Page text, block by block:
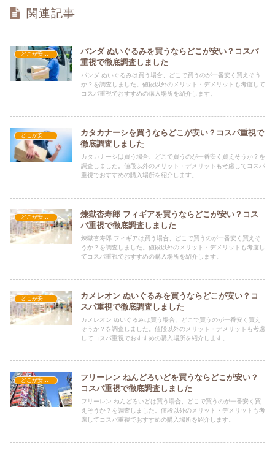
関連記事
どこが安い？-玩具・ホビー
パンダ ぬいぐるみを買うならどこが安い？コスパ
重視で徹底調査しました
パンダ ぬいぐるみは買う場合、どこで買うのが一番安く買えそう
か？を調査しました。値段以外のメリット・デメリットも考慮して
コスパ重視でおすすめの購入場所を紹介します。
どこが安い？-玩具・ホビー
カタカナーシを買うならどこが安い？コスパ重視で
徹底調査しました
カタカナーシは買う場合、どこで買うのが一番安く買えそうか？を
調査しました。値段以外のメリット・デメリットも考慮してコスパ
重視でおすすめの購入場所を紹介します。
どこが安い？-玩具・ホビー
煉獄杏寿郎 フィギアを買うならどこが安い？コス
パ重視で徹底調査しました
煉獄杏寿郎 フィギアは買う場合、どこで買うのが一番安く買えそ
うか？を調査しました。値段以外のメリット・デメリットも考慮し
てコスパ重視でおすすめの購入場所を紹介します。
どこが安い？-玩具・ホビー
カメレオン ぬいぐるみを買うならどこが安い？コ
スパ重視で徹底調査しました
カメレオン ぬいぐるみは買う場合、どこで買うのが一番安く買え
そうか？を調査しました。値段以外のメリット・デメリットも考慮
してコスパ重視でおすすめの購入場所を紹介します。
どこが安い？-玩具・ホビー
フリーレン ねんどろいどを買うならどこが安い？
コスパ重視で徹底調査しました
フリーレン ねんどろいどは買う場合、どこで買うのが一番安く買
えそうか？を調査しました。値段以外のメリット・デメリットも考
慮してコスパ重視でおすすめの購入場所を紹介します。